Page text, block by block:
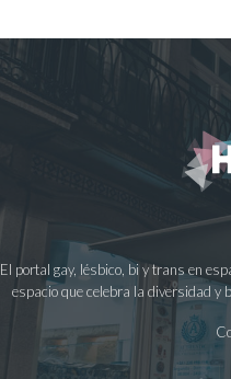
El portal gay, lésbico, bi y trans en
espacio que celebra la diversidad y